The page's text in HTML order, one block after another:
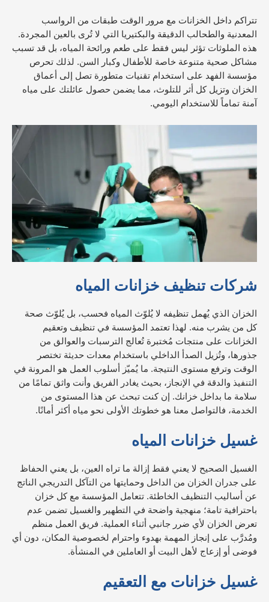
تتراكم داخل الخزانات مع مرور الوقت طبقات من الرواسب
المعدنية والطحالب الدقيقة والبكتيريا التي لا تُرى بالعين المجردة.
هذه الملوثات تؤثر ليس فقط على طعم ورائحة المياه، بل قد تسبب
مشاكل صحية متنوعة خاصة للأطفال وكبار السن. لذلك تحرص
مؤسسة الفهد على استخدام تقنيات متطورة تصل إلى أعماق
الخزان وتزيل كل أثر للتلوث، مما يضمن حصول عائلتك على مياه
آمنة تماماً للاستخدام اليومي.
شركات تنظيف خزانات المياه
الخزان الذي يُهمل تنظيفه لا يُلوّث المياه فحسب، بل يُلوّث صحة
كل من يشرب منه. لهذا تعتمد المؤسسة في تنظيف وتعقيم
الخزانات على منتجات مُختبرة تُعالج الترسبات والعوالق من
جذورها، وتُزيل الصدأ الداخلي باستخدام معدات حديثة تختصر
الوقت وترفع مستوى النتيجة. ما يُميّز أسلوب العمل هو المرونة في
التنفيذ والدقة في الإنجاز، بحيث يغادر الفريق وأنت واثق تمامًا من
سلامة ما بداخل خزانك. إن كنت تبحث عن هذا المستوى من
الخدمة، فالتواصل معنا هو خطوتك الأولى نحو مياه أكثر أمانًا.
غسيل خزانات المياه
الغسيل الصحيح لا يعني فقط إزالة ما تراه العين، بل يعني الحفاظ
على جدران الخزان من الداخل وحمايتها من التآكل التدريجي الناتج
عن أساليب التنظيف الخاطئة. تتعامل المؤسسة مع كل خزان
باحترافية تامة؛ منهجية واضحة في التطهير والغسيل تضمن عدم
تعرض الخزان لأي ضرر جانبي أثناء العملية. فريق العمل منظم
ومُدرَّب على إنجاز المهمة بهدوء واحترام لخصوصية المكان، دون أي
فوضى أو إزعاج لأهل البيت أو العاملين في المنشأة.
غسيل خزانات مع التعقيم